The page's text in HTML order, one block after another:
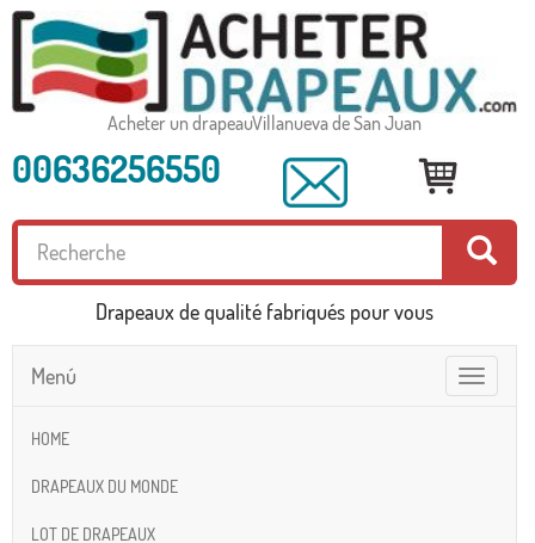
Acheter un drapeauVillanueva de San Juan
00636256550
Drapeaux de qualité fabriqués pour vous
Toggle
navigation
Menú
HOME
DRAPEAUX DU MONDE
LOT DE DRAPEAUX